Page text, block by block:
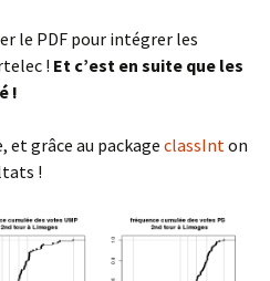
le PDF pour intégrer les
! Et c’est en suite que les
!
et grâce au package classInton
!